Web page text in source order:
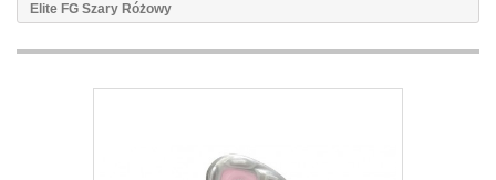
Elite FG Szary Różowy